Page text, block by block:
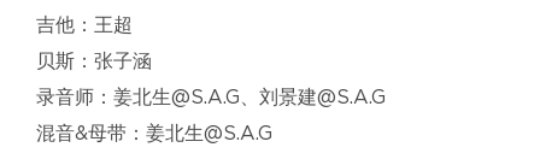
吉他：王超
贝斯：张子涵
录音师：姜北生@S.A.G、刘景建@S.A.G
混音&母带：姜北生@S.A.G